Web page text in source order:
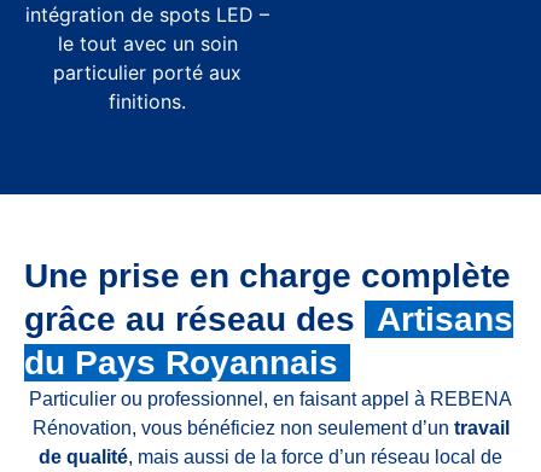
intégration de spots LED –
le tout avec un soin
particulier porté aux
finitions.
Une prise en charge complète
grâce au réseau des
Artisans
du Pays Royannais
Particulier ou professionnel, en faisant appel à REBENA
Rénovation, vous bénéficiez non seulement d’un travail
de qualité, mais aussi de la force d’un réseau local de